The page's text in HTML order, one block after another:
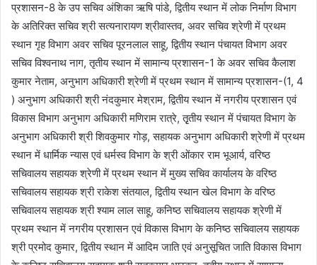
प्रशासन-8 के उप सचिव अंशिका ऋषि पांडे, द्वितीय स्थान में लोक निर्माण विभाग
के अतिरिक्त सचिव श्री सत्यनारायण श्रीवास्तव, अवर सचिव श्रेणी में प्रथम
स्थान गृह विभाग अवर सचिव पूरनलाल साहू, द्वितीय स्थान पंचायत विभाग अवर
सचिव विश्वनाथ नाग, तृतीय स्थान में सामान्य प्रशासन-1 के अवर सचिव कैलाश
कुमार नेताम, अनुभाग अधिकारी श्रेणी में प्रथम स्थान में सामान्य प्रशासन-(1, 4
) अनुभाग अधिकारी श्री नंदकुमार मेश्राम, द्वितीय स्थान में नगरीय प्रशासन एवं
विकास विभाग अनुभाग अधिकारी मणिराम रात्रे, तृृतीय स्थान में पंचायत विभाग के
अनुभाग अधिकारी श्री शिवकुमार गोड़, सहायक अनुभाग अधिकारी श्रेणी में प्रथम
स्थान में धार्मिक न्यास एवं धर्मस्व विभाग के श्री ओंकार राम भूआर्य, वरिष्ठ
सचिवालय सहायक श्रेणी में प्रथम स्थान में मुख्य सचिव कार्यालय के वरिष्ठ
सचिवालय सहायक श्री राकेश संतयाल, द्वितीय स्थान खेल विभाग के वरिष्ठ
सचिवालय सहायक श्री श्याम लाल साहू, कनिष्ठ सचिवालय सहायक श्रेणी में
प्रथम स्थान में नगरीय प्रशासन एवं विकास विभाग के कनिष्ठ सचिवालय सहायक
श्री प्रमोद कुमार, द्वितीय स्थान में आदिम जाति एवं अनुसूचित जाति विकास विभाग